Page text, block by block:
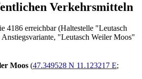
Verkehrsmitteln
4186 erreichbar (Haltestelle "Leutasch
"Leutasch Weiler Moos"
Moos (47.349528 N 11.123217 E;